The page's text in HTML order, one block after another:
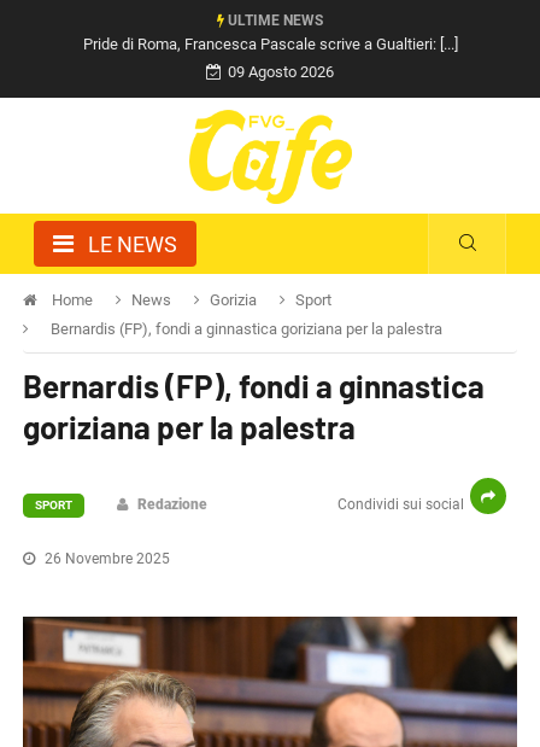
ULTIME NEWS
Pride di Roma, Francesca Pascale scrive a Gualtieri: [...]
09 Agosto 2026
LE NEWS
Home News Gorizia
Sport
Bernardis (FP), fondi a ginnastica goriziana per la palestra
Bernardis (FP), fondi a ginnastica
goriziana per la palestra
Condividi sui social
SPORT Redazione
26 Novembre 2025